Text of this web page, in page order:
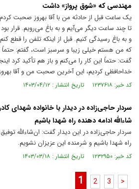
مهندسی که «شوق پرواز» داشت
یک ساعت قبل از حادثه من با آقا بهروز صحبت
تا چند ساعت دیگر می‌آیم و به باغ می‌رویم. قرار
و به باغ رسیدگی کنیم. قبل از اینکه تلفن را قطع
که من هستم خیلی زیبا و سرسبز است، گفتم: حتماً
گفت: حتماً این کار را می‌کنم و باز هم تأکید کرد
خداحافظی کردیم، این آخرین صحبت من و آقا
کد خبر: ۱۲۳۷۶۱۸ تاریخ انتشار : ۱۴۰۳/۰۴/۱۲
سردار حاجی‌زاده در دیدار با خانواده شهدای
شاءالله ادامه دهنده راه شهدا باشیم
سردار حاجی‌زاده در این دیدار گفت: ان‌شاءالله
راه شهدا باشیم و شرمنده این عزیزان نشویم.
کد خبر: ۱۲۳۲۹۵۰ تاریخ انتشار : ۱۴۰۳/۰۳/۱۸
1 2 3 >